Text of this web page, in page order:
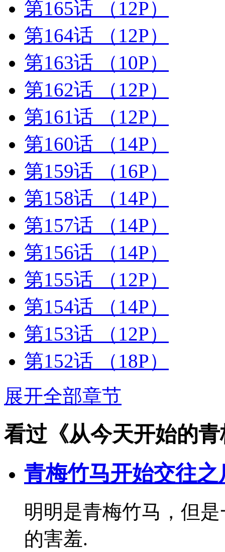
第165话
（12P）
第164话
（12P）
第163话
（10P）
第162话
（12P）
第161话
（12P）
第160话
（14P）
第159话
（16P）
第158话
（14P）
第157话
（14P）
第156话
（14P）
第155话
（12P）
第154话
（14P）
第153话
（12P）
第152话
（18P）
展开全部章节
看过《从今天开始的
青梅竹马开始交往之
明明是青梅竹马，但
的害羞.